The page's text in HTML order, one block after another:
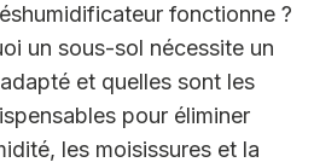
fonctionne ?
un sous-sol nécessite un
et quelles sont les
pour éliminer
les moisissures et la